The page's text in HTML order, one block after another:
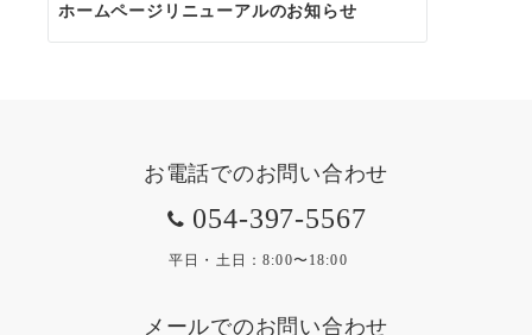
ホームページリニューアルのお知らせ
お電話でのお問い合わせ
054-397-5567
平日・土日：8:00〜18:00
メールでのお問い合わせ